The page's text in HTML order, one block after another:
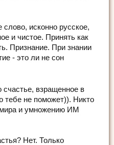
исконно русское,
и чистое. Принять как
Признание. При знании
- это ли не сон
счастье, взращенное в
тебе не поможет)). Никто
мира и умножению ИМ
Нет. Только